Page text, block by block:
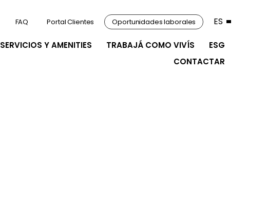
SERVICIOS Y AMENITIES TRABAJÁ COMO VIVÍS
ESG
CONTACTAR
FAQ Portal Clientes Oportunidades laborales ES